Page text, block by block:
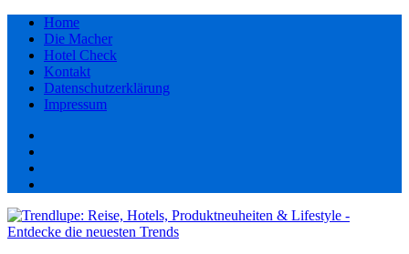
Home
Die Macher
Hotel Check
Kontakt
Datenschutzerklärung
Impressum